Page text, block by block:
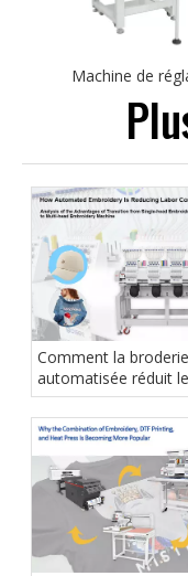
Comment la broderie
automatisée réduit
coûts de main-